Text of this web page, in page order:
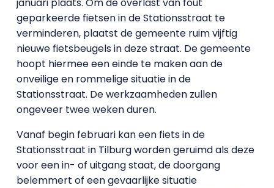
geparkeerde fietsen in de Stationsstraat te
verminderen, plaatst de gemeente ruim vijftig
nieuwe fietsbeugels in deze straat. De gemeente
hoopt hiermee een einde te maken aan de
onveilige en rommelige situatie in de
Stationsstraat. De werkzaamheden zullen
ongeveer twee weken duren.
Vanaf begin februari kan een fiets in de
Stationsstraat in Tilburg worden geruimd als deze
voor een in- of uitgang staat, de doorgang
belemmert of een gevaarlijke situatie